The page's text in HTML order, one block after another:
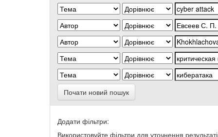
Почати новий пошук
Додати фільтри:
Використовуйте фільтри для уточнення